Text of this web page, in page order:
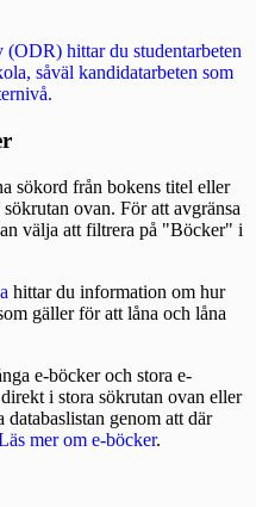
hittar du studentarbeten
såväl kandidatarbeten som
sökord från bokens titel eller
ovan. För att avgränsa
välja att filtrera på "Böcker" i
hittar du information om hur
gäller för att låna och låna
e‑böcker och stora e-
i stora sökrutan ovan eller
genom att där
mer om e‑böcker.